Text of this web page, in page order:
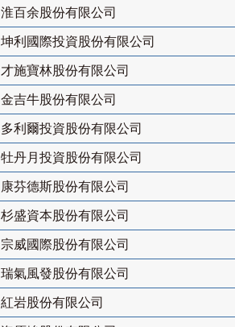
淮百余股份有限公司
坤利國際投資股份有限公司
才施寶林股份有限公司
金吉牛股份有限公司
多利爾投資股份有限公司
牡丹月投資股份有限公司
康芬德斯股份有限公司
杉盛資本股份有限公司
宗威國際股份有限公司
瑞氣風發股份有限公司
紅岩股份有限公司